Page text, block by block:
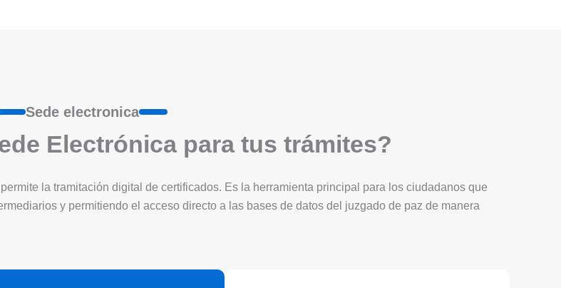
Sede electronica
Electrónica para tus trámites?
la tramitación digital de certificados. Es la herramienta principal para los ciudadanos que
y permitiendo el acceso directo a las bases de datos del juzgado de paz de manera